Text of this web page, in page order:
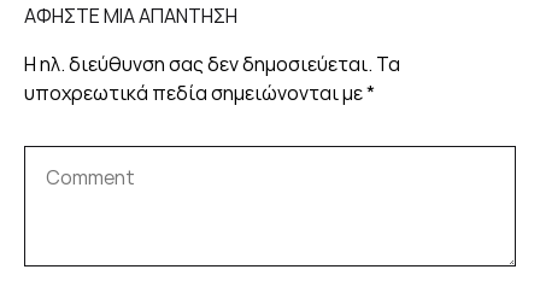
ΑΦΉΣΤΕ ΜΙΑ ΑΠΆΝΤΗΣΗ
Η ηλ. διεύθυνση σας δεν δημοσιεύεται. Τα
υποχρεωτικά πεδία σημειώνονται με*